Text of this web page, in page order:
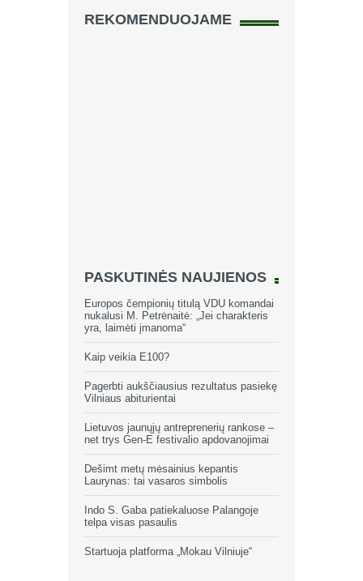
REKOMENDUOJAME
PASKUTINĖS NAUJIENOS
Europos čempionių titulą VDU komandai
nukalusi M. Petrėnaitė: „Jei charakteris
yra, laimėti įmanoma“
Kaip veikia E100?
Pagerbti aukščiausius rezultatus pasiekę
Vilniaus abiturientai
Lietuvos jaunųjų antreprenerių rankose –
net trys Gen-E festivalio apdovanojimai
Dešimt metų mėsainius kepantis
Laurynas: tai vasaros simbolis
Indo S. Gaba patiekaluose Palangoje
telpa visas pasaulis
Startuoja platforma „Mokau Vilniuje“